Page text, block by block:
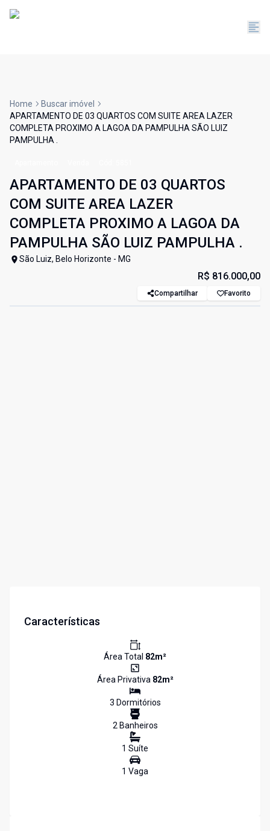
Home
Buscar imóvel
APARTAMENTO DE 03 QUARTOS COM SUITE AREA LAZER
COMPLETA PROXIMO A LAGOA DA PAMPULHA SÃO LUIZ
PAMPULHA .
APARTAMENTO DE 03 QUARTOS
COM SUITE AREA LAZER
COMPLETA PROXIMO A LAGOA DA
PAMPULHA SÃO LUIZ PAMPULHA .
São Luiz, Belo Horizonte - MG
R$ 816.000,00
Compartilhar Favorito
Características
Área Total 82m²
Área Privativa 82m²
3 Dormitórios
2Banheiros
1 Suíte
1 Vaga